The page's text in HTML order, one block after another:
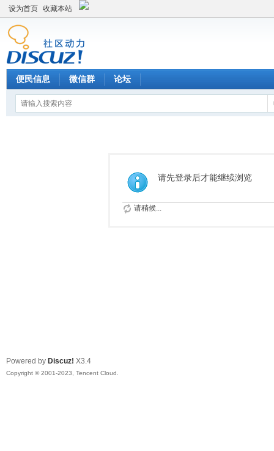
设为首页 收藏本站
便民信息 微信群 论坛
请先登录后才能继续浏览
请稍候...
Powered by Discuz! X3.4
Copyright © 2001-2023, Tencent Cloud.